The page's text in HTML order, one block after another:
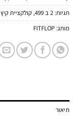
תגיות: 2 ב 499 , קולקציית קיץ 2026
מותג: FITFLOP
תיאור